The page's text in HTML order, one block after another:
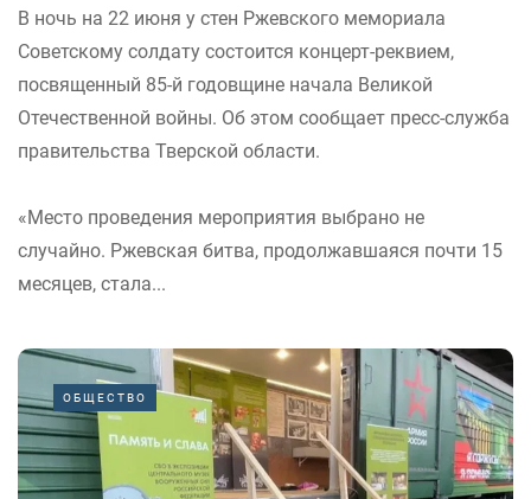
В ночь на 22 июня у стен Ржевского мемориала
Советскому солдату состоится концерт-реквием,
посвященный 85-й годовщине начала Великой
Отечественной войны. Об этом сообщает пресс-служба
правительства Тверской области.
«Место проведения мероприятия выбрано не
случайно. Ржевская битва, продолжавшаяся почти 15
месяцев, стала...
ОБЩЕСТВО